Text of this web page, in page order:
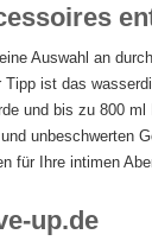
Auswahl an
ist das
und bis zu 800
unbeschwerten
für Ihre intimen
up.de